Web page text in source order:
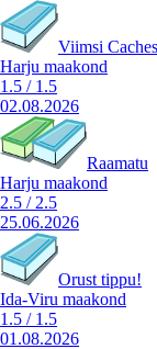
Viimsi
Harju maakond
1.5 / 1.5
02.08.2026
Raamatu
Harju maakond
2.5 / 2.5
25.06.2026
Orust tippu!
Ida-Viru maakond
1.5 / 1.5
01.08.2026